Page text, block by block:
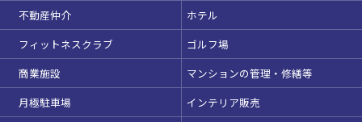
不動産仲介
ホテル
フィットネスクラブ
ゴルフ場
商業施設
マンションの管理・修繕等
月極駐車場
インテリア販売